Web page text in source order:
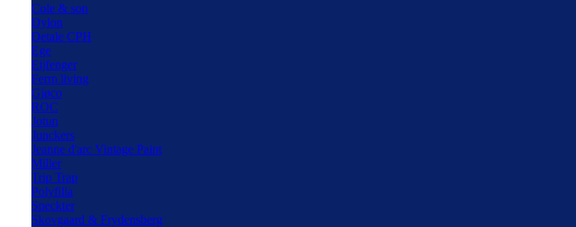
Cole & son
Dylon
Detale CPH
Ege
Eijfenger
Ferm living
Gjøco
ROC
Jotun
Junckers
Jeanne d'arc Vintage Paint
Miller
Trip Trap
Polyfilla
Speckter
Skovgaard & Frydensberg